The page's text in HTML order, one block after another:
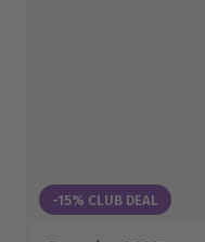
-15% CLUB DEAL